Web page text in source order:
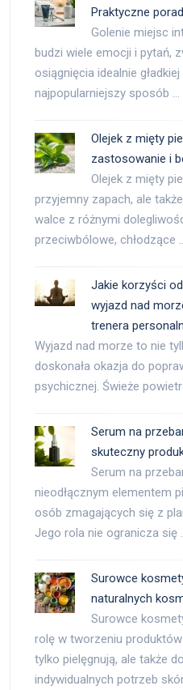
Praktyczne
Golenie miejsc
budzi wiele emocji i pytań,
osiągnięcia idealnie
najpopularniejszy sposób …
Olejek z mięty
zastosowanie i
Olejek z mięty
przyjemny zapach, ale
walce z różnymi
przeciwbólowe, chłodzące
Jakie korzyści
wyjazd nad
trenera
Wyjazd nad morze to nie
doskonała okazja do
psychicznej. Świeże
Serum na
skuteczny
Serum na
nieodłącznym elementem
osób zmagających się z
Jego rola nie ogranicza się
Surowce
naturalnych
Surowce
rolę w tworzeniu
tylko pielęgnują, ale także
indywidualnych potrzeb